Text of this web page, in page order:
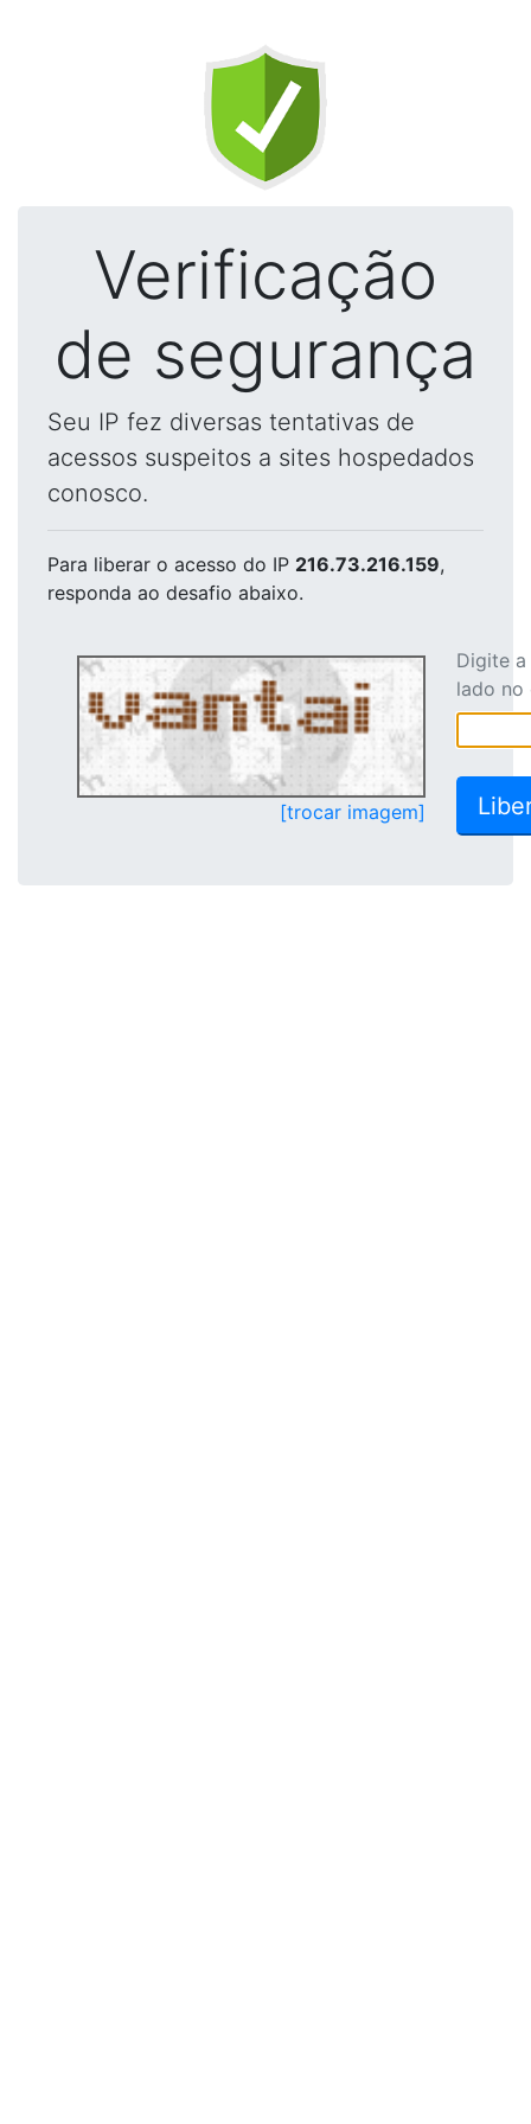
Verificação
de segurança
Seu IP fez diversas tentativas de
acessos suspeitos a sites hospedados
conosco.
Para liberar o acesso do IP 216.73.216.159,
responda ao desafio abaixo.
[trocar imagem]
Digite
lado no